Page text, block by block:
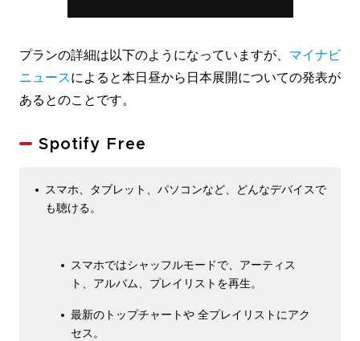
プランの詳細は以下のようになっていますが、 マイナビ
ニュースによると本日昼から日本展開についての発表が
あるとのことです。
Spotify Free
スマホ、タブレット、パソコンなど、どんなデバイスで
も聴ける。
スマホではシャッフルモードで、アーティス
ト、アルバム、プレイリストを再生。
最新のトップチャートや 全プレイリストにアク
セス。